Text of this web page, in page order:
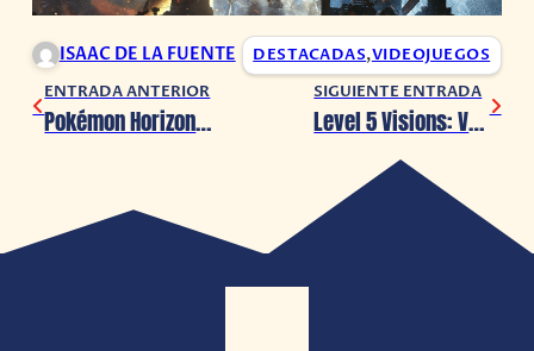
ISAAC DE LA FUENTE DESTACADAS,VIDEOJUEGOS
ENTRADA ANTERIOR
Pokémon Horizons llegará a Netflix en 2024
SIGUIENTE ENTRADA
Level 5 Visions: Ventana de lanzamiento para Professor Layton and the New World of Steam